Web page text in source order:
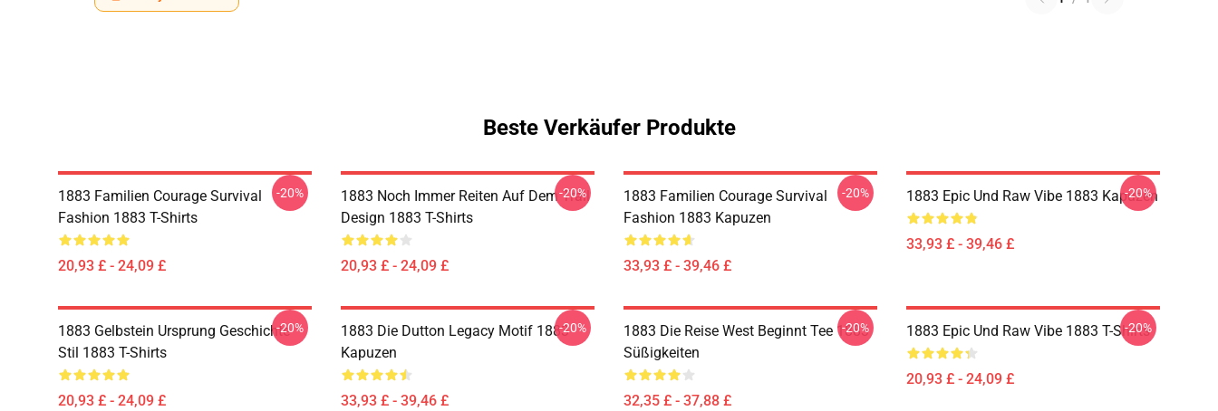
Beste Verkäufer Produkte
1883 Familien Courage Survival
Fashion 1883 T-Shirts
20,93 £ - 24,09 £
-20%
1883 Noch Immer Reiten Auf Dem Trail
Design 1883 T-Shirts
20,93 £ - 24,09 £
-20%
1883 Familien Courage Survival
Fashion 1883 Kapuzen
33,93 £ - 39,46 £
-20% 1883 Epic Und Raw Vibe 1883 Kapuzen
33,93 £ - 39,46 £
-20%
1883 Gelbstein Ursprung Geschichte
Stil 1883 T-Shirts
20,93 £ - 24,09 £
-20%
1883 Die Dutton Legacy Motif 1883
Kapuzen
33,93 £ - 39,46 £
-20%
1883 Die Reise West Beginnt Tee 1883
Süßigkeiten
32,35 £ - 37,88 £
-20% 1883 Epic Und Raw Vibe 1883 T-Shirts
20,93 £ - 24,09 £
-20%